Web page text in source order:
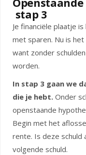
stap 3
Je financiële plaatje
met sparen. Nu is
want zonder
worden.
In stap 3 gaan we
die je hebt. Onder
openstaande
Begin met het
rente. Is deze schuld
volgende schuld.